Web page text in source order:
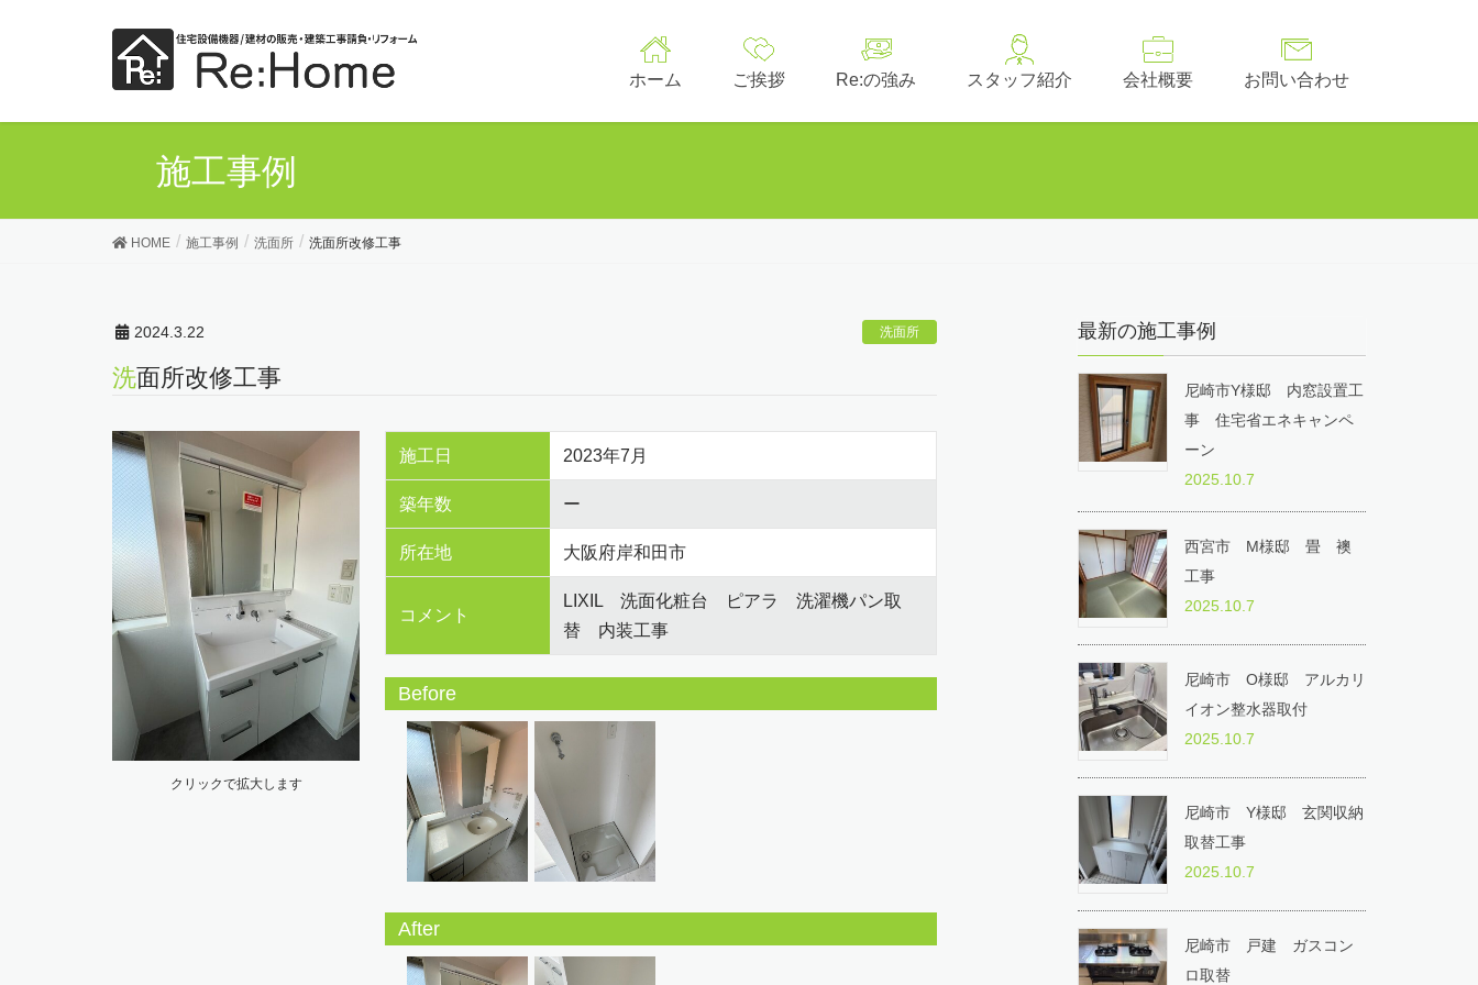
ホーム ご挨拶 Re:の強み スタッフ紹介 会社概要 お問い合わせ
施工事例
HOME 施工事例 洗面所 洗面所改修工事
2024.3.22 洗面所
洗面所改修工事
クリックで拡大します
施工日 2023年7月
築年数 ー
所在地 大阪府岸和田市
コメント
LIXIL 洗面化粧台 ピアラ 洗濯機パン取
替 内装工事
Before
After
最新の施工事例
尼崎市Y様邸 内窓設置工
事 住宅省エネキャンペ
ーン
2025.10.7
西宮市 M様邸 畳 襖
工事
2025.10.7
尼崎市 O様邸 アルカリ
イオン整水器取付
2025.10.7
尼崎市 Y様邸 玄関収納
取替工事
2025.10.7
尼崎市 戸建 ガスコン
ロ取替